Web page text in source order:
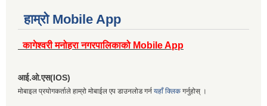
हाम्रो Mobile App
कागेश्वरी मनोहरा नगरपालिकाको Mobile App
आई.ओ.एस(IOS)
मोबाइल प्रयोगकर्ताले हाम्रो मोबाईल एप डाउनलोड गर्न यहाँ क्लिक गर्नुहोस् ।